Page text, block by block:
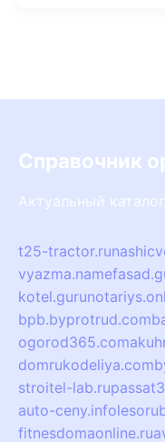
Справочник
Актуальный
t25-tractor.ru
vyazma.name
kotel.guru
bpb.byprotrud.com
ogorod365.com
domrukodeliya.com
stroitel-lab.ru
auto-ceny.info
fitnesdomaonline.ru